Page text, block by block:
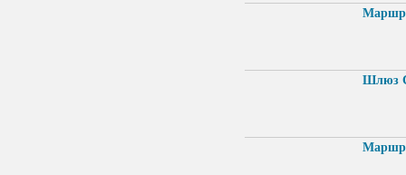
Шлюз